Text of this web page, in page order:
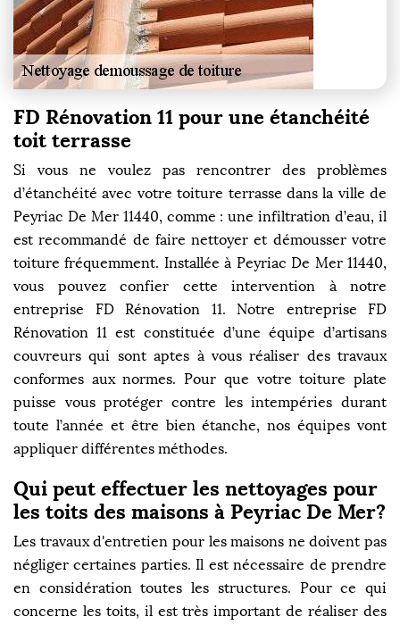
FD Rénovation 11 pour une étanchéité
toit terrasse
Si vous ne voulez pas rencontrer des problèmes
d’étanchéité avec votre toiture terrasse dans la ville de
Peyriac De Mer 11440, comme : une infiltration d’eau, il
est recommandé de faire nettoyer et démousser votre
toiture fréquemment. Installée à Peyriac De Mer 11440,
vous pouvez confier cette intervention à notre
entreprise FD Rénovation 11. Notre entreprise FD
Rénovation 11 est constituée d’une équipe d’artisans
couvreurs qui sont aptes à vous réaliser des travaux
conformes aux normes. Pour que votre toiture plate
puisse vous protéger contre les intempéries durant
toute l’année et être bien étanche, nos équipes vont
appliquer différentes méthodes.
Qui peut effectuer les nettoyages pour
les toits des maisons à Peyriac De Mer?
Les travaux d'entretien pour les maisons ne doivent pas
négliger certaines parties. Il est nécessaire de prendre
en considération toutes les structures. Pour ce qui
concerne les toits, il est très important de réaliser des